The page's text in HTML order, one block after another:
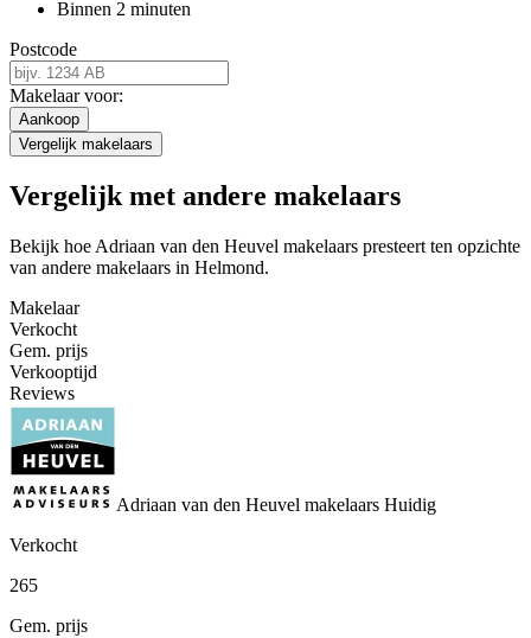
Binnen 2 minuten
Postcode
Makelaar voor:
Aankoop
Vergelijk makelaars
Vergelijk met andere makelaars
Bekijk hoe Adriaan van den Heuvel makelaars presteert ten opzichte
van andere makelaars in Helmond.
Makelaar
Verkocht
Gem. prijs
Verkooptijd
Reviews
Adriaan van den Heuvel makelaars Huidig
Verkocht
265
Gem. prijs